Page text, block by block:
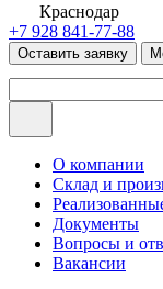
Краснодар
+7 928 841-77-88
Оставить заявку
О компании
Склад и
Документы
Вопросы и
Вакансии